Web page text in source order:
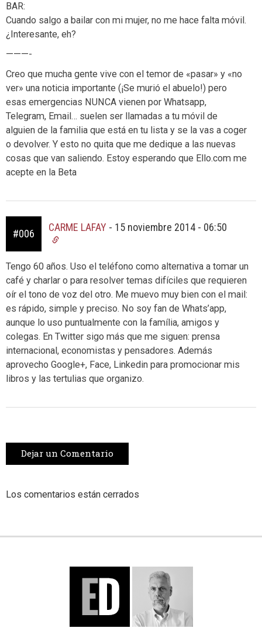
BAR:
Cuando salgo a bailar con mi mujer, no me hace falta móvil.
¿Interesante, eh?
———-
Creo que mucha gente vive con el temor de «pasar» y «no
ver» una noticia importante (¡Se murió el abuelo!) pero
esas emergencias NUNCA vienen por Whatsapp,
Telegram, Email… suelen ser llamadas a tu móvil de
alguien de la familia que está en tu lista y se la vas a coger
o devolver. Y esto no quita que me dedique a las nuevas
cosas que van saliendo. Estoy esperando que Ello.com me
acepte en la Beta
#006
CARME LAFAY - 15 noviembre 2014 - 06:50
Tengo 60 años. Uso el teléfono como alternativa a tomar un
café y charlar o para resolver temas difíciles que requieren
oír el tono de voz del otro. Me muevo muy bien con el mail:
es rápido, simple y preciso. No soy fan de Whats’app,
aunque lo uso puntualmente con la família, amigos y
colegas. En Twitter sigo más que me siguen: prensa
internacional, economistas y pensadores. Además
aprovecho Google+, Face, Linkedin para promocionar mis
libros y las tertulias que organizo.
Dejar un Comentario
Los comentarios están cerrados